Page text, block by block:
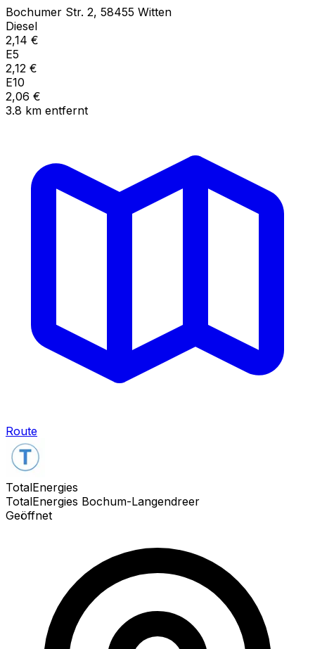
Bochumer Str. 2, 58455 Witten
Diesel
2,14 €
E5
2,12 €
E10
2,06 €
3.8 km entfernt
Route
TotalEnergies
TotalEnergies Bochum-Langendreer
Geöffnet